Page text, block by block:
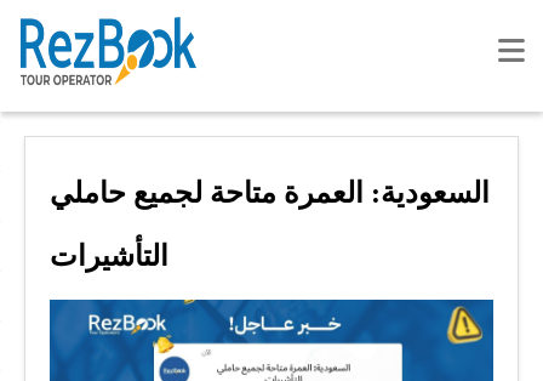
السعودية: العمرة متاحة لجميع حاملي
التأشيرات